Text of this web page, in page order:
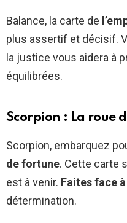
Balance, la carte de
plus assertif et décisif.
la justice vous aidera à
équilibrées.
Scorpion : La roue
Scorpion, embarquez
de fortune. Cette carte
est à venir. Faites face
détermination.